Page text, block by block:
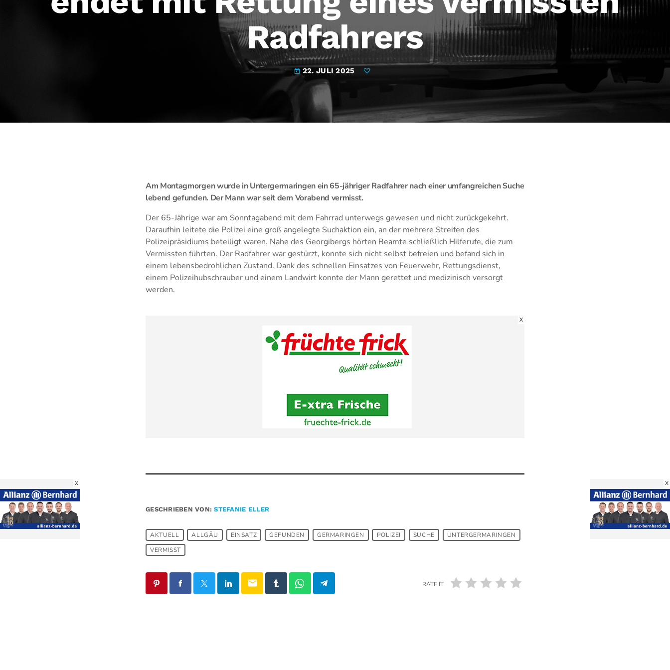
Radfahrers
today 22. JULI 2025
Am Montagmorgen wurde in Untergermaringen ein 65-jähriger Radfahrer nach einer umfangreichen Suche
lebend gefunden. Der Mann war seit dem Vorabend vermisst.
Der 65-Jährige war am Sonntagabend mit dem Fahrrad unterwegs gewesen und nicht zurückgekehrt.
Daraufhin leitete die Polizei eine groß angelegte Suchaktion ein, an der mehrere Streifen des
Polizeipräsidiums beteiligt waren. Nahe des Georgibergs hörten Beamte schließlich Hilferufe, die zum
Vermissten führten. Der Radfahrer war gestürzt, konnte sich nicht selbst befreien und befand sich in
einem lebensbedrohlichen Zustand. Dank des schnellen Einsatzes von Feuerwehr, Rettungsdienst,
einem Polizeihubschrauber und einem Landwirt konnte der Mann gerettet und medizinisch versorgt
werden.
X
GESCHRIEBEN VON:STEFANIE ELLER
AKTUELL ALLGÄU EINSATZ GEFUNDEN GERMARINGEN POLIZEI SUCHE
UNTERGERMARINGEN
VERMISST
email RATE IT
X X